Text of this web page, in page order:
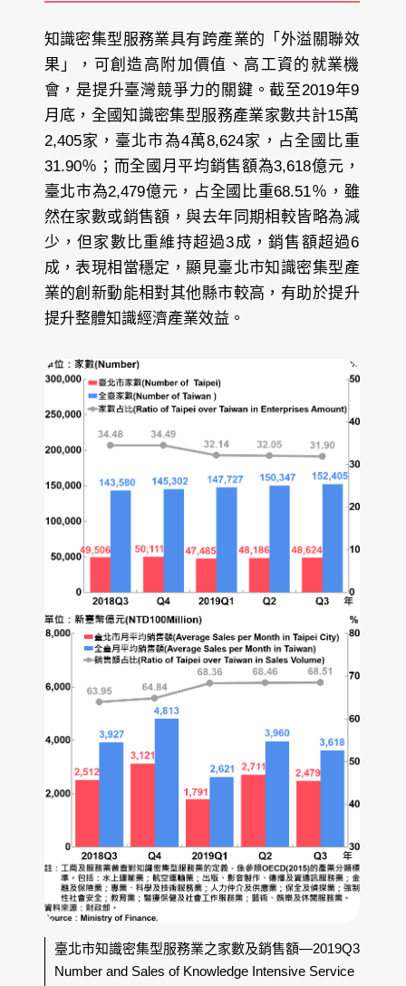
知識密集型服務業具有跨產業的「外溢關聯效
果」，可創造高附加價值、高工資的就業機
會，是提升臺灣競爭力的關鍵。截至2019年9
月底，全國知識密集型服務產業家數共計15萬
2,405家，臺北市為4萬8,624家，占全國比重
31.90％；而全國月平均銷售額為3,618億元，
臺北市為2,479億元，占全國比重68.51％，雖
然在家數或銷售額，與去年同期相較皆略為減
少，但家數比重維持超過3成，銷售額超過6
成，表現相當穩定，顯見臺北市知識密集型產
業的創新動能相對其他縣市較高，有助於提升
提升整體知識經濟產業效益。
臺北市知識密集型服務業之家數及銷售額—2019Q3
Number and Sales of Knowledge Intensive Service